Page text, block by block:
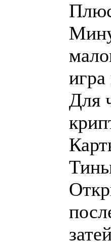
Для